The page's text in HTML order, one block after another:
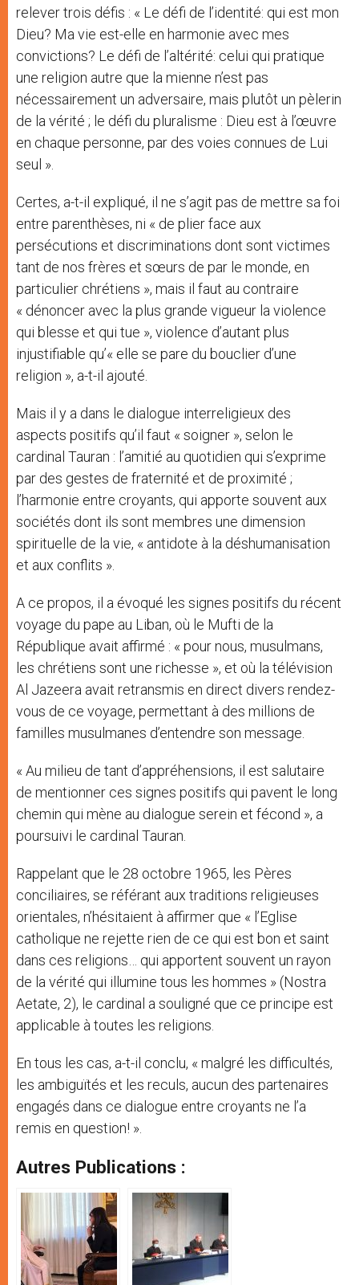
relever trois défis : « Le défi de l’identité: qui est mon
Dieu? Ma vie est-elle en harmonie avec mes
convictions? Le défi de l’altérité: celui qui pratique
une religion autre que la mienne n’est pas
nécessairement un adversaire, mais plutôt un pèlerin
de la vérité ; le défi du pluralisme : Dieu est à l’œuvre
en chaque personne, par des voies connues de Lui
seul ».
Certes, a-t-il expliqué, il ne s’agit pas de mettre sa foi
entre parenthèses, ni « de plier face aux
persécutions et discriminations dont sont victimes
tant de nos frères et sœurs de par le monde, en
particulier chrétiens », mais il faut au contraire
« dénoncer avec la plus grande vigueur la violence
qui blesse et qui tue », violence d’autant plus
injustifiable qu’« elle se pare du bouclier d’une
religion », a-t-il ajouté.
Mais il y a dans le dialogue interreligieux des
aspects positifs qu’il faut « soigner », selon le
cardinal Tauran : l’amitié au quotidien qui s’exprime
par des gestes de fraternité et de proximité ;
l’harmonie entre croyants, qui apporte souvent aux
sociétés dont ils sont membres une dimension
spirituelle de la vie, « antidote à la déshumanisation
et aux conflits ».
A ce propos, il a évoqué les signes positifs du récent
voyage du pape au Liban, où le Mufti de la
République avait affirmé : « pour nous, musulmans,
les chrétiens sont une richesse », et où la télévision
Al Jazeera avait retransmis en direct divers rendez-
vous de ce voyage, permettant à des millions de
familles musulmanes d’entendre son message.
« Au milieu de tant d’appréhensions, il est salutaire
de mentionner ces signes positifs qui pavent le long
chemin qui mène au dialogue serein et fécond », a
poursuivi le cardinal Tauran.
Rappelant que le 28 octobre 1965, les Pères
conciliaires, se référant aux traditions religieuses
orientales, n’hésitaient à affirmer que « l’Eglise
catholique ne rejette rien de ce qui est bon et saint
dans ces religions… qui apportent souvent un rayon
de la vérité qui illumine tous les hommes » (Nostra
Aetate, 2), le cardinal a souligné que ce principe est
applicable à toutes les religions.
En tous les cas, a-t-il conclu, « malgré les difficultés,
les ambiguïtés et les reculs, aucun des partenaires
engagés dans ce dialogue entre croyants ne l’a
remis en question! ».
Autres Publications :